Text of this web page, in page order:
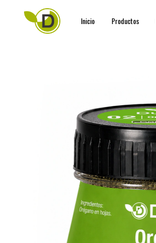
Inicio Productos